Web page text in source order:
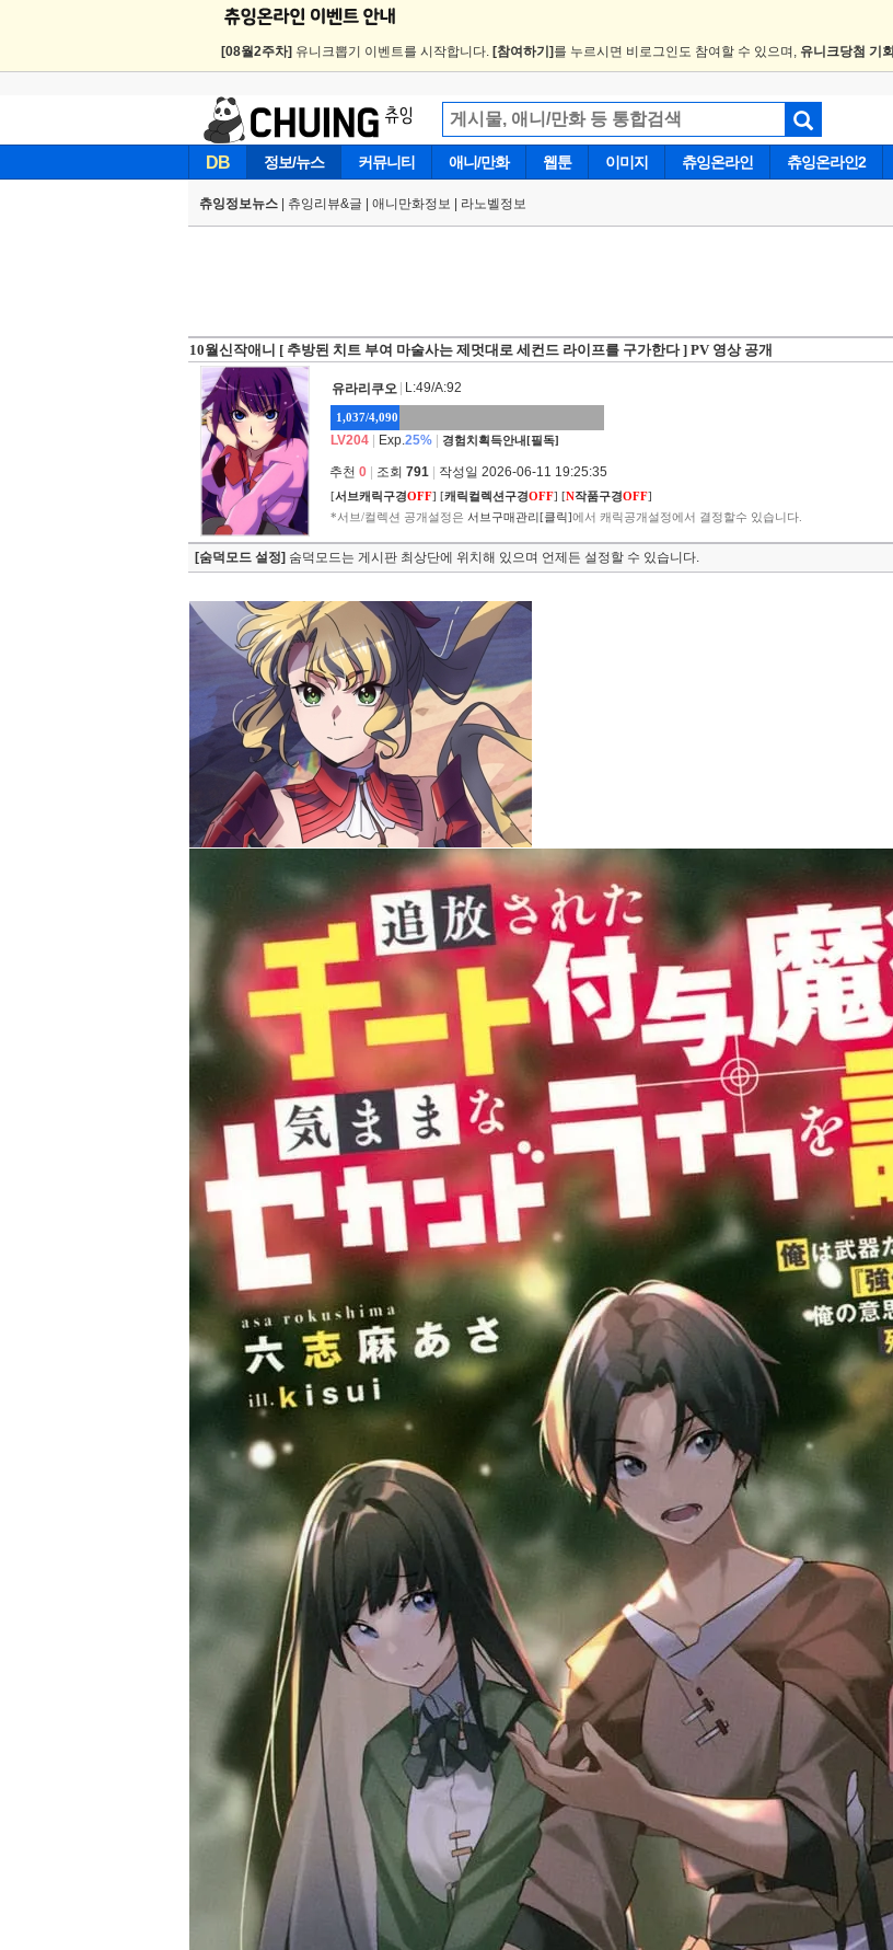
[08월2주차] 유니크뽑기 이벤트를 시작합니다. [참여하기] 를 누르시면 비로그인도 참여할 수 있으며, 유니크당첨 기회
DB 정보/뉴스 커뮤니티 애니/만화 웹툰 이미지 츄잉온라인 츄잉온라인2
츄잉정보뉴스 츄잉리뷰&글 애니만화정보 라노벨정보
10월신작애니 [ 추방된 치트 부여 마술사는 제멋대로 세컨드 라이프를 구가한다 ] PV 영상 공개
유라리쿠오 L:49/A:92
1,037/4,090
LV204 Exp.25% 경험치획득안내[필독]
추천 0 조회 791 작성일 2026-06-11 19:25:35
[서브캐릭구경OFF] [캐릭컬렉션구경OFF] [N작품구경OFF]
*서브/컬렉션 공개설정은 서브구매관리[클릭]에서 캐릭공개설정에서 결정할수 있습니다.
[숨덕모드 설정] 숨덕모드는 게시판 최상단에 위치해 있으며 언제든 설정할 수 있습니다.